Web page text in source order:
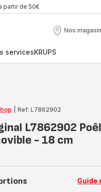
partir de 50€
Nos
Nos
servicesKRUPS
Ref: L7862902
L7862902
- 18 cm
Guide